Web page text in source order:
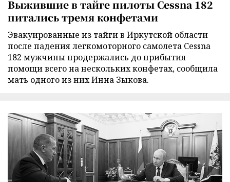
Выжившие в тайге пилоты Cessna 182
питались тремя конфетами
Эвакуированные из тайги в Иркутской области
после падения легкомоторного самолета Cessna
182 мужчины продержались до прибытия
помощи всего на нескольких конфетах, сообщила
мать одного из них Инна Зыкова.